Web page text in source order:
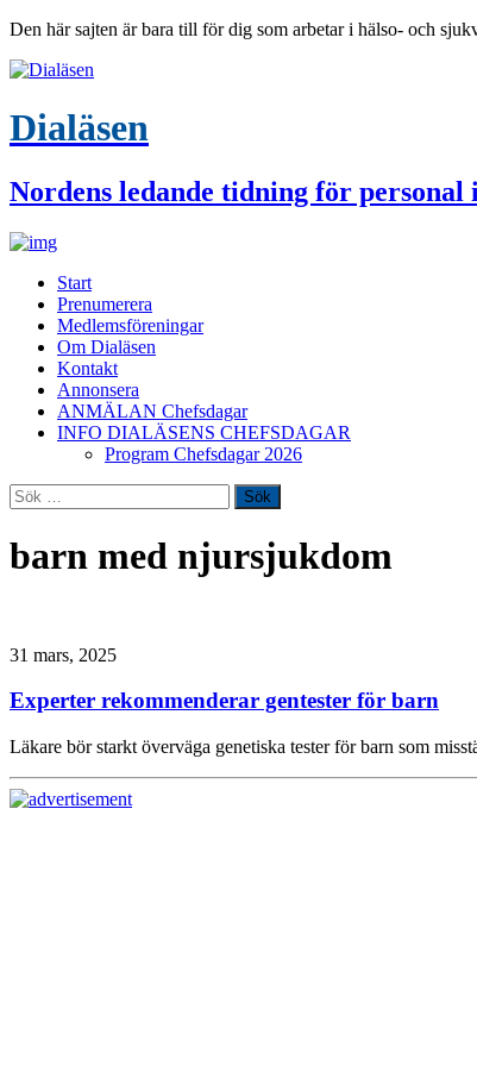
Den här sajten är bara till för dig som arbetar i hälso- och
Dialäsen
Nordens ledande tidning för
Start
Prenumerera
Medlemsföreningar
Om Dialäsen
Kontakt
Annonsera
ANMÄLAN Chefsdagar
INFO DIALÄSENS CHEFSDAGAR
Program Chefsdagar 2026
Sök
efter:
barn med njursjukdom
31 mars, 2025
Experter rekommenderar gentester för barn
Läkare bör starkt överväga genetiska tester för barn som